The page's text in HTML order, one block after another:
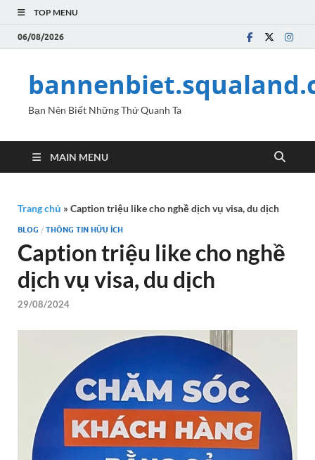
TOP MENU
06/08/2026
Bạn Nên Biết Những Thứ Quanh Ta
MAIN MENU
Trang chủ » Caption triệu like cho nghề dịch vụ visa, du dịch
BLOG / THÔNG TIN HỮU ÍCH
Caption triệu like cho nghề
dịch vụ visa, du dịch
29/08/2024